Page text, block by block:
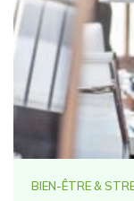
BIEN-ÊTRE &